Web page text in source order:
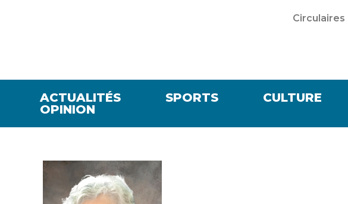
Circulaires
ACTUALITÉS SPORTS CULTURE
OPINION